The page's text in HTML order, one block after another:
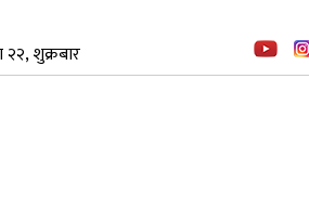
शुक्रबार